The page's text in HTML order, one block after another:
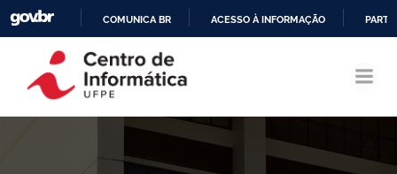
CONTEÚDO
COMUNICA BR ACESSO À INFORMAÇÃO